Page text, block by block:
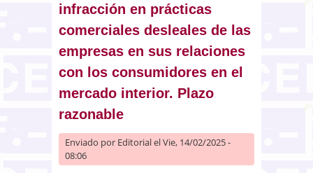
infracción en prácticas
comerciales desleales de las
empresas en sus relaciones
con los consumidores en el
mercado interior. Plazo
razonable
Enviado por Editorialel Vie, 14/02/2025 -
08:06